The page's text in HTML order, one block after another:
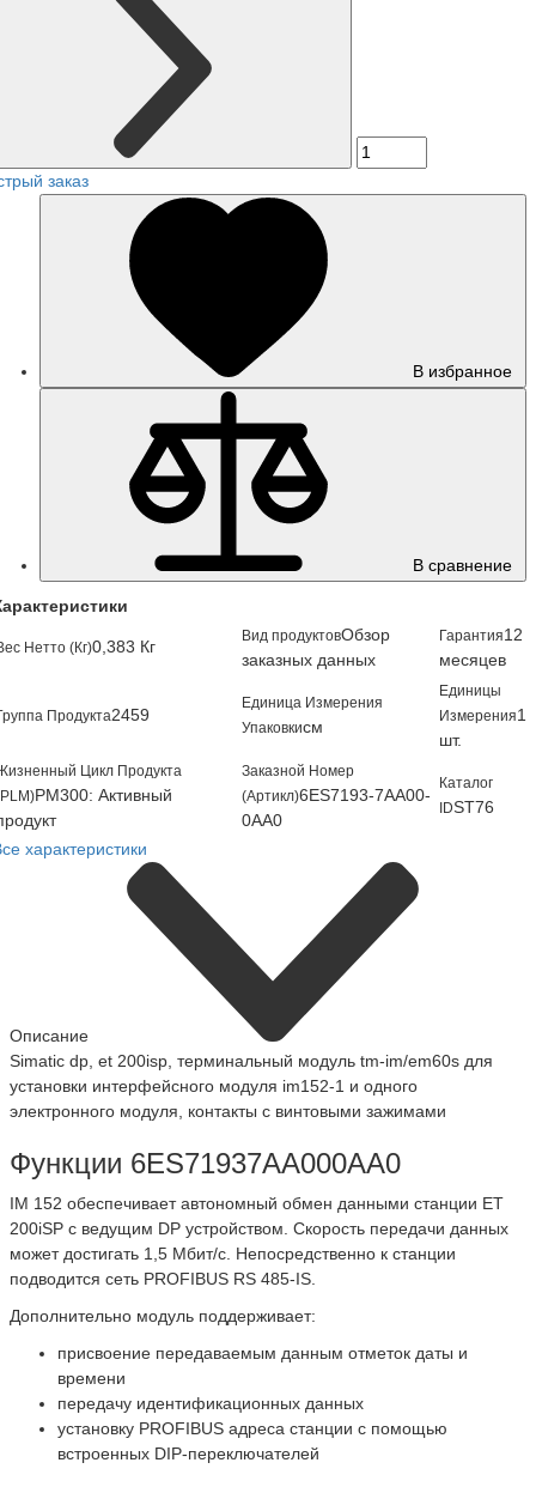
заказ
В избранное
В сравнение
Нетто (Кг)0,383 Кг
Вид продуктовОбзор
заказных данных
Гарантия12
месяцев
Продукта2459
Единица Измерения
Упаковкисм
Единицы
Измерения1
шт.
Цикл Продукта
PM300: Активный
Заказной Номер
(Артикл)6ES7193-7AA00-
0AA0
Каталог
IDST76
характеристики
Описание
Simatic dp, et 200isp, терминальный модуль tm-im/em60s для
установки интерфейсного модуля im152-1 и одного
электронного модуля, контакты с винтовыми зажимами
Функции 6ES71937AA000AA0
IM 152 обеспечивает автономный обмен данными станции ET
200iSP с ведущим DP устройством. Скорость передачи данных
может достигать 1,5 Мбит/с. Непосредственно к станции
подводится сеть PROFIBUS RS 485-IS.
Дополнительно модуль поддерживает:
присвоение передаваемым данным отметок даты и
времени
передачу идентификационных данных
установку PROFIBUS адреса станции с помощью
встроенных DIP-переключателей